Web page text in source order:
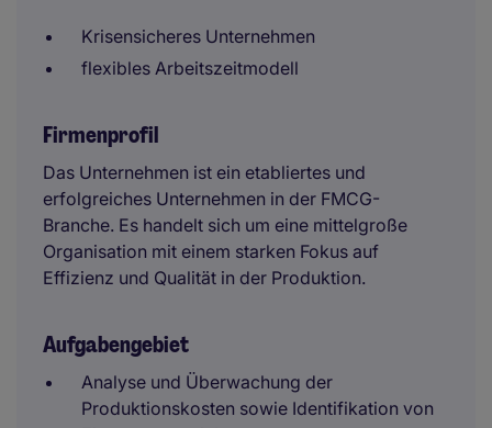
Krisensicheres Unternehmen
flexibles Arbeitszeitmodell
Firmenprofil
Das Unternehmen ist ein etabliertes und
erfolgreiches Unternehmen in der FMCG-
Branche. Es handelt sich um eine mittelgroße
Organisation mit einem starken Fokus auf
Effizienz und Qualität in der Produktion.
Aufgabengebiet
Analyse und Überwachung der
Produktionskosten sowie Identifikation von